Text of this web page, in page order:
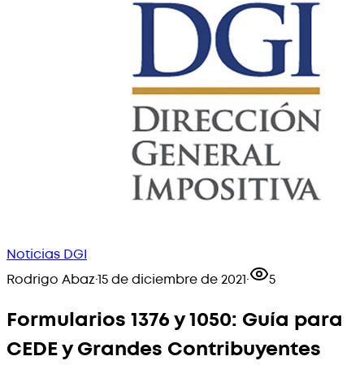
Noticias DGI
Rodrigo Abaz·15 de diciembre de 2021· 5
Formularios 1376 y 1050: Guía para
CEDE y Grandes Contribuyentes